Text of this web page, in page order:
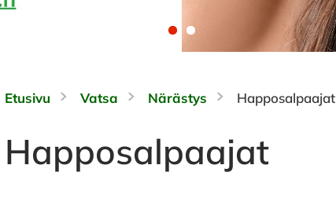
Etusivu Vatsa Närästys Happosalpaajat
Happosalpaajat